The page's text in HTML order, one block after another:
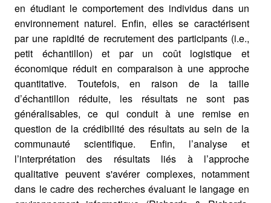
en étudiant le comportement des individus dans un
environnement naturel. Enfin, elles se caractérisent
par une rapidité de recrutement des participants (i.e.,
petit échantillon) et par un coût logistique et
économique réduit en comparaison à une approche
quantitative. Toutefois, en raison de la taille
d’échantillon réduite, les résultats ne sont pas
généralisables, ce qui conduit à une remise en
question de la crédibilité des résultats au sein de la
communauté scientifique. Enfin, l’analyse et
l’interprétation des résultats liés à l’approche
qualitative peuvent s'avérer complexes, notamment
dans le cadre des recherches évaluant le langage en